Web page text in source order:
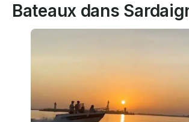
Bateaux dans